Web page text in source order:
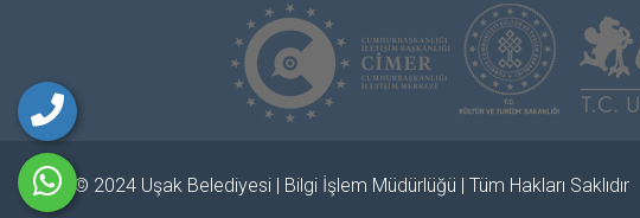
© 2024 Uşak Belediyesi | Bilgi İşlem Müdürlüğü | Tüm Hakları Saklıdır